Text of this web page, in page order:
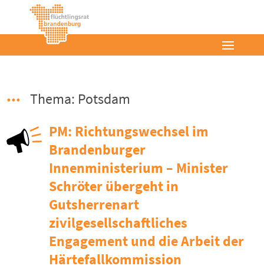
Thema: Potsdam
PM: Richtungswechsel im
Brandenburger
Innenministerium – Minister
Schröter übergeht in
Gutsherrenart
zivilgesellschaftliches
Engagement und die Arbeit der
Härtefallkommission